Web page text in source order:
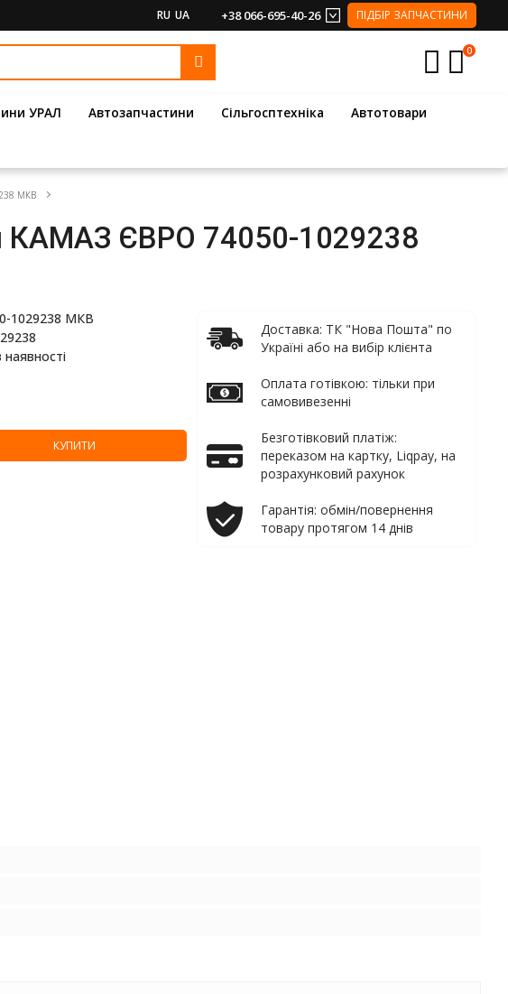
RU UA +38 066-695-40-26 ПІДБІР ЗАПЧАСТИНИ
0
УРАЛ Автозапчастини Сільгосптехніка Автотовари
МКВ
КАМАЗ ЄВРО 74050-1029238
1029238 МКВ
наявності
КУПИТИ
Доставка: ТК "Нова Пошта" по
Україні або на вибір клієнта
Оплата готівкою: тільки при
самовивезенні
Безготівковий платіж:
переказом на картку, Liqpay, на
розрахунковий рахунок
Гарантія: обмін/повернення
товару протягом 14 днів